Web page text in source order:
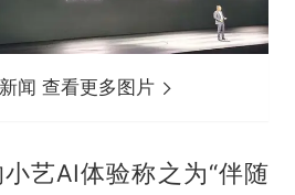
闻 查看更多图片
艺AI体验称之为“伴随